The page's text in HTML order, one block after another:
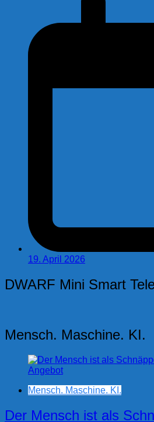
19. April 2026
DWARF Mini Smart
Mensch. Maschine. KI.
Mensch. Maschine. KI.
Der Mensch ist als